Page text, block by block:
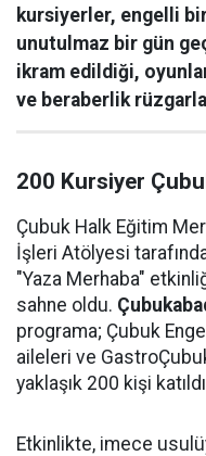
kursiyerler, engelli
unutulmaz bir gün
ikram edildiği,
ve beraberlik
200 Kursiyer
Çubuk Halk Eğitim
İşleri Atölyesi
"Yaza Merhaba"
sahne oldu.
programa; Çubuk
aileleri ve
yaklaşık 200 kişi
Etkinlikte, imece